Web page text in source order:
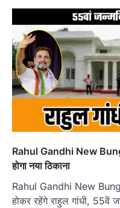
Rahul Gandhi New
होगा नया ठिकाना
Rahul Gandhi New
होकर रहेंगे राहुल गांधी, 55वें